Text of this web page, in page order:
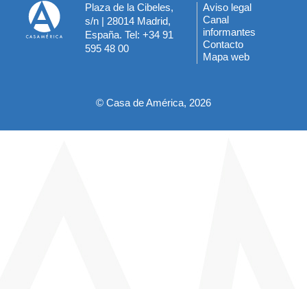
Plaza de la Cibeles,
s/n | 28014 Madrid,
España. Tel: +34 91
595 48 00
Menú
del
pie
Aviso legal
Canal
informantes
Contacto
Mapa web
© Casa de América, 2026